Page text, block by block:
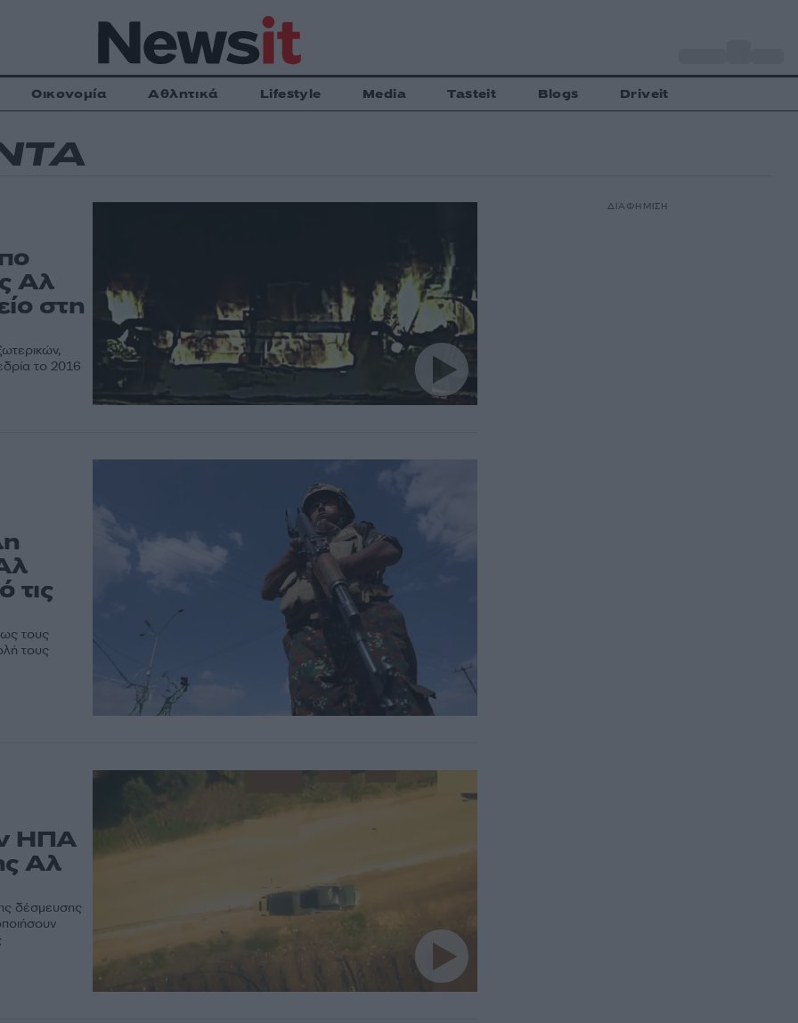
Οικονομία Αθλητικά Lifestyle Media Tasteit Blogs Driveit
Αλ
στη
το 2016
τις
τους
τους
ΗΠΑ
Αλ
δέσμευσης
ΔΙΑΦΗΜΙΣΗ